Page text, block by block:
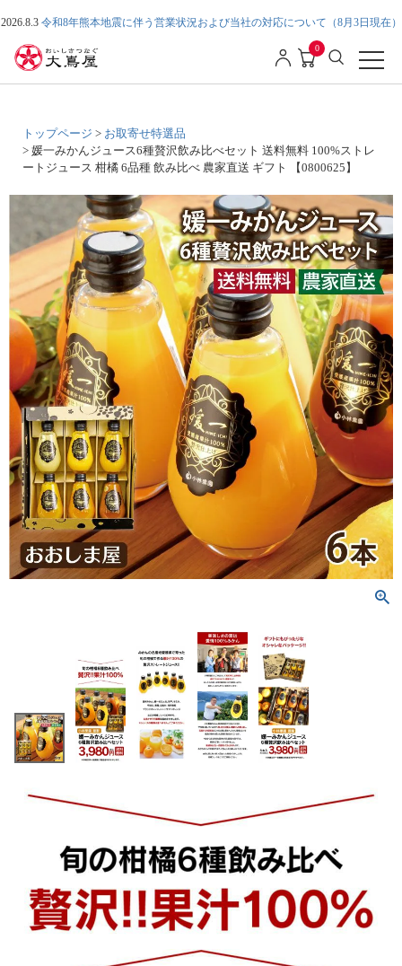
2026.8.3 令和8年熊本地震に伴う営業状況および当社の対応について（8月3日現在）
0
トップページ
お取寄せ特選品
媛一みかんジュース6種贅沢飲み比べセット 送料無料 100%ストレ
ートジュース 柑橘 6品種 飲み比べ 農家直送 ギフト 【0800625】